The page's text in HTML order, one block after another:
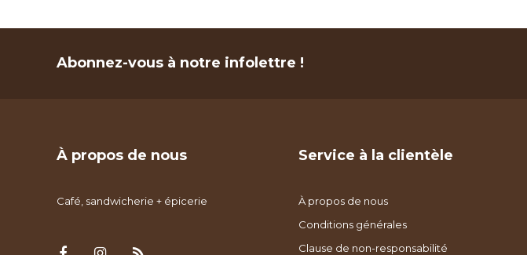
Abonnez-vous à notre infolettre !
À propos de nous
Café, sandwicherie + épicerie
Service à la clientèle
À propos de nous
Conditions générales
Clause de non-responsabilité